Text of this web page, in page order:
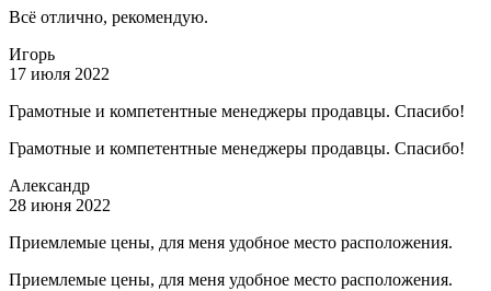
Всё отлично, рекомендую.
Игорь
17 июля 2022
Грамотные и компетентные менеджеры продавцы. Спасибо!
Грамотные и компетентные менеджеры продавцы. Спасибо!
Александр
28 июня 2022
Приемлемые цены, для меня удобное место расположения.
Приемлемые цены, для меня удобное место расположения.